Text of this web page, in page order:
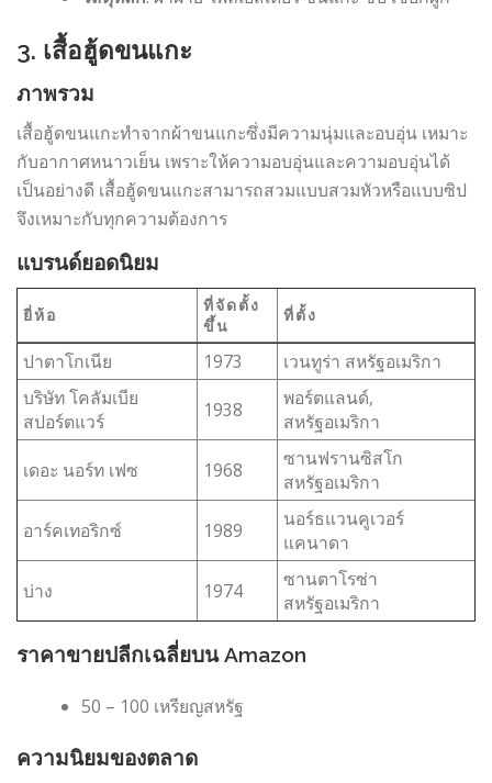
3. เสื้อฮู้ดขนแกะ
ภาพรวม
เสื้อฮู้ดขนแกะทำจากผ้าขนแกะซึ่งมีความนุ่มและอบอุ่น เหมาะ
กับอากาศหนาวเย็น เพราะให้ความอบอุ่นและความอบอุ่นได้
เป็นอย่างดี เสื้อฮู้ดขนแกะสามารถสวมแบบสวมหัวหรือแบบซิป
จึงเหมาะกับทุกความต้องการ
แบรนด์ยอดนิยม
ยี่ห้อ
ที่จัดตั้ง
ขึ้น
ที่ตั้ง
ปาตาโกเนีย 1973
เวนทูร่า สหรัฐอเมริกา
บริษัท โคลัมเบีย
สปอร์ตแวร์
1938
พอร์ตแลนด์,
สหรัฐอเมริกา
เดอะ นอร์ท เฟซ
1968
ซานฟรานซิสโก
สหรัฐอเมริกา
อาร์คเทอริกซ์
1989
นอร์ธแวนคูเวอร์
แคนาดา
บ่าง
1974
ซานตาโรซ่า
สหรัฐอเมริกา
ราคาขายปลีกเฉลี่ยบน Amazon
50 – 100 เหรียญสหรัฐ
ความนิยมของตลาด